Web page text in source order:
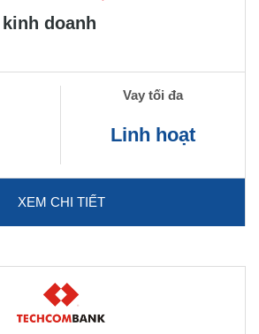
doanh
Vay tối đa
Linh hoạt
XEM CHI TIẾT